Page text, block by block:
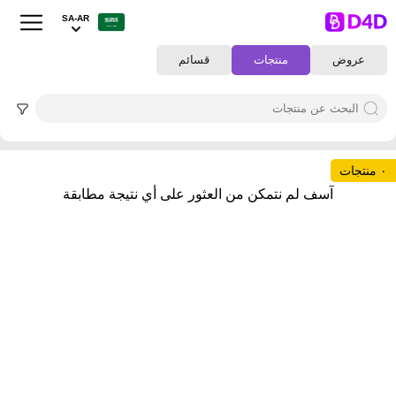
عروض منتجات قسائم
SA-AR
٠ منتجات
آسف لم نتمكن من العثور على أي نتيجة مطابقة